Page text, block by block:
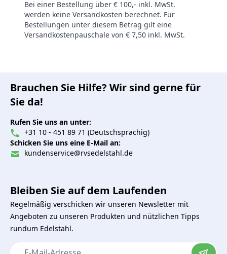
Bei einer Bestellung über € 100,- inkl. MwSt.
werden keine Versandkosten berechnet. Für
Bestellungen unter diesem Betrag gilt eine
Versandkostenpauschale von € 7,50 inkl. MwSt.
Brauchen Sie Hilfe? Wir sind gerne für
Sie da!
Rufen Sie uns an unter:
+31 10 - 451 89 71 (Deutschsprachig)
Schicken Sie uns eine E-Mail an:
kundenservice@rvsedelstahl.de
Bleiben Sie auf dem Laufenden
Regelmäßig verschicken wir unseren Newsletter mit
Angeboten zu unseren Produkten und nützlichen Tipps
rundum Edelstahl.
E-Mail-Adresse